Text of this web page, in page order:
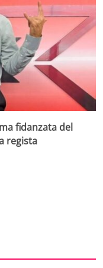
fidanzata del
regista